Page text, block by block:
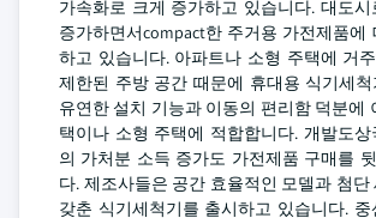
가속화로 크게 증가하고 있습니다. 대도
증가하면서compact한 주거용 가전제품에
하고 있습니다. 아파트나 소형 주택에 거
제한된 주방 공간 때문에 휴대용 식기세
유연한 설치 기능과 이동의 편리함 덕분에
택이나 소형 주택에 적합합니다. 개발도
의 가처분 소득 증가도 가전제품 구매를
다. 제조사들은 공간 효율적인 모델과 첨단
갖춘 식기세척기를 출시하고 있습니다.